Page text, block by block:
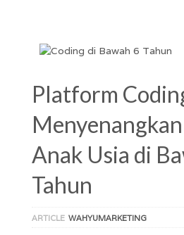
Platform
Anak Usia di
Tahun
ARTICLE WAHYUMARKETING